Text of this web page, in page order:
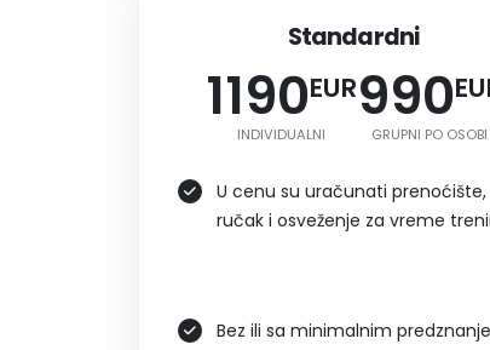
Standardni
1190EUR
INDIVIDUALNI
990
GRUPNI PO OSOBI
U cenu su uračunati prenoćište,
ručak i osveženje za vreme
Bez ili sa minimalnim